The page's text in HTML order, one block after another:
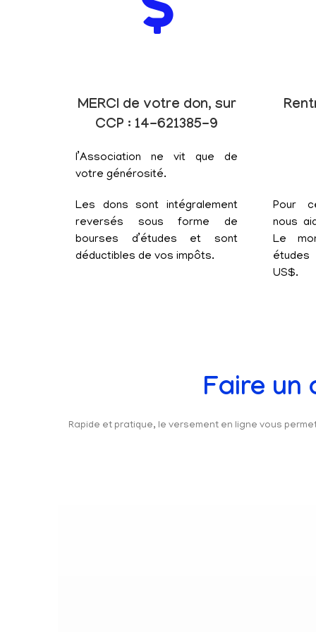
MERCI de votre don, sur
CCP : 14-621385-9
l’Association ne vit que de
votre générosité.
Les dons sont intégralement
reversés sous forme de
bourses d’études et sont
déductibles de vos impôts.
Pour
nous
Le
études
US$.
Faire un
Rapide et pratique, le versement en ligne vous